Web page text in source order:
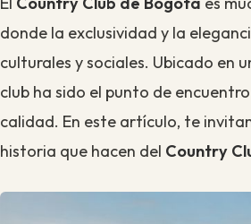
donde la exclusividad y la
culturales y sociales. Ubicado en
club ha sido el punto de
calidad. En este artículo, te
historia que hacen del Country